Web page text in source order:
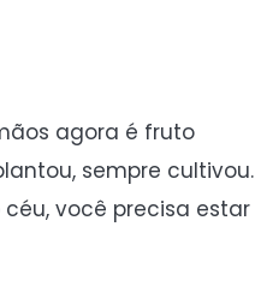
agora é fruto
sempre cultivou.
você precisa estar